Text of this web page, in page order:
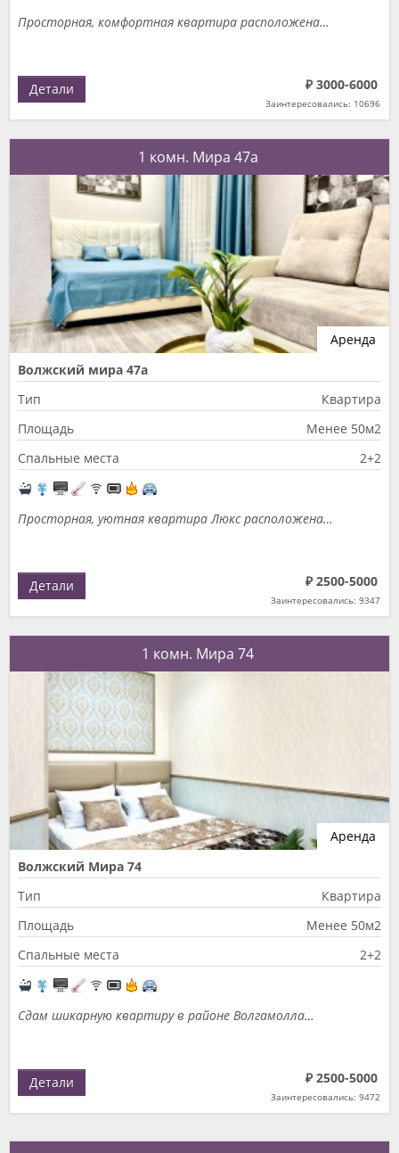
Просторная, комфортная квартира расположена…
₽ 3000-6000
Заинтересовались: 10696
Детали
1 комн. Мира 47а
Аренда
Волжский мира 47а
Тип
Квартира
Площадь
Менее 50м2
Спальные места
2+2
Просторная, уютная квартира Люкс расположена…
₽ 2500-5000
Заинтересовались: 9347
Детали
1 комн. Мира 74
Аренда
Волжский Мира 74
Тип
Квартира
Площадь
Менее 50м2
Спальные места
2+2
Сдам шикарную квартиру в районе Волгамолла…
₽ 2500-5000
Заинтересовались: 9472
Детали